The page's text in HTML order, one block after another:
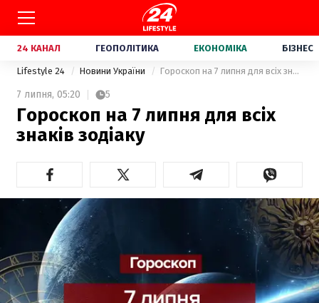
24 КАНАЛ ГЕОПОЛІТИКА ЕКОНОМІКА БІЗНЕС
Lifestyle 24 Новини України Гороскоп на 7 липня для всіх знаків зодіаку
7 липня, 05:20 5
Гороскоп на 7 липня для всіх
знаків зодіаку